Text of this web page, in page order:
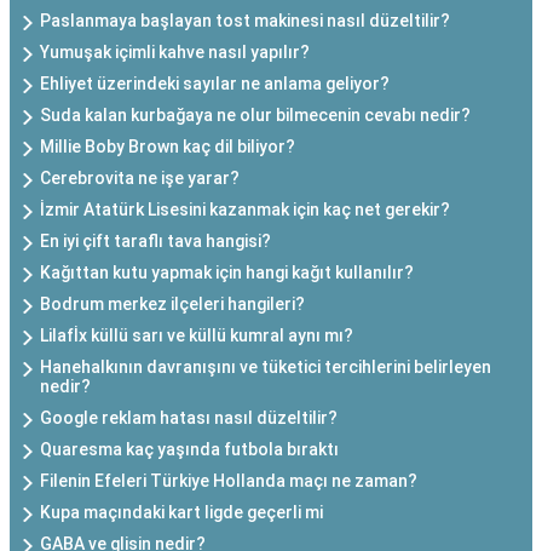
Paslanmaya başlayan tost makinesi nasıl düzeltilir?
Yumuşak içimli kahve nasıl yapılır?
Ehliyet üzerindeki sayılar ne anlama geliyor?
Suda kalan kurbağaya ne olur bilmecenin cevabı nedir?
Millie Boby Brown kaç dil biliyor?
Cerebrovita ne işe yarar?
İzmir Atatürk Lisesini kazanmak için kaç net gerekir?
En iyi çift taraflı tava hangisi?
Kağıttan kutu yapmak için hangi kağıt kullanılır?
Bodrum merkez ilçeleri hangileri?
Lilafİx küllü sarı ve küllü kumral aynı mı?
Hanehalkının davranışını ve tüketici tercihlerini belirleyen
nedir?
Google reklam hatası nasıl düzeltilir?
Quaresma kaç yaşında futbola bıraktı
Filenin Efeleri Türkiye Hollanda maçı ne zaman?
Kupa maçındaki kart ligde geçerli mi
GABA ve glisin nedir?